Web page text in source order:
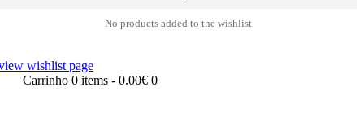
No products added to the wishlist
wishlist page
Carrinho 0 items - 0.00€ 0